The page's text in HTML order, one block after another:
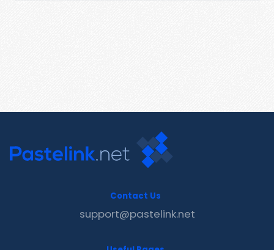
Contact Us
support@pastelink.net